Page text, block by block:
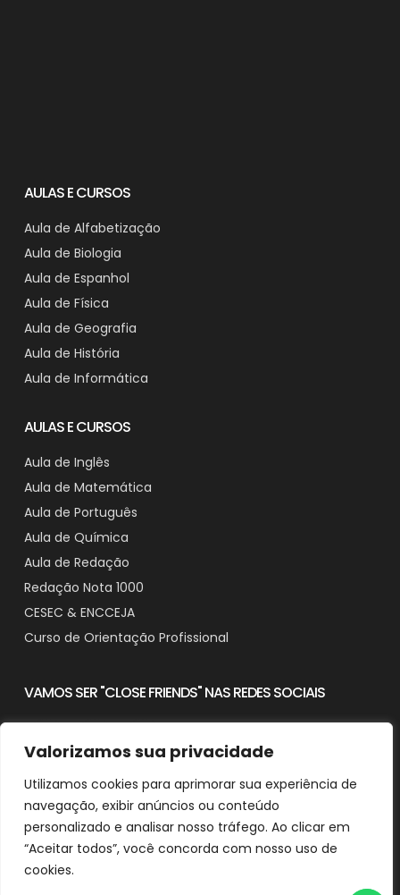
Valorizamos sua privacidade
Utilizamos cookies para aprimorar sua experiência de
navegação, exibir anúncios ou conteúdo
personalizado e analisar nosso tráfego. Ao clicar em
“Aceitar todos”, você concorda com nosso uso de
cookies.
AULAS E CURSOS
Aula de Alfabetização
Aula de Biologia
Aula de Espanhol
Aula de Física
Aula de Geografia
Aula de História
Aula de Informática
AULAS E CURSOS
Aula de Inglês
Aula de Matemática
Aula de Português
Aula de Química
Aula de Redação
Redação Nota 1000
CESEC & ENCCEJA
Curso de Orientação Profissional
VAMOS SER "CLOSE FRIENDS" NAS REDES SOCIAIS
Contato
Downloads
© 2025 Aprender em Casa - CNPJ: 29.482.518/0001-90